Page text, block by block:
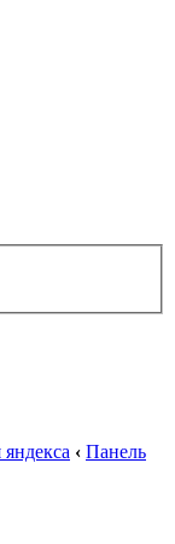
‹ Панель